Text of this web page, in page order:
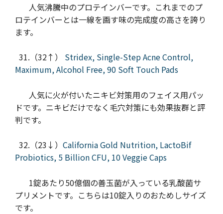
人気沸騰中のプロテインバーです。これまでのプ
ロテインバーとは一線を画す味の完成度の高さを誇り
ます。
31.（32↑） Stridex, Single-Step Acne Control,
Maximum, Alcohol Free, 90 Soft Touch Pads
人気に火が付いたニキビ対策用のフェイス用パッ
ドです。ニキビだけでなく毛穴対策にも効果抜群と評
判です。
32.（23↓） California Gold Nutrition, LactoBif
Probiotics, 5 Billion CFU, 10 Veggie Caps
1錠あたり50億個の善玉菌が入っている乳酸菌サ
プリメントです。こちらは10錠入りのおためしサイズ
です。